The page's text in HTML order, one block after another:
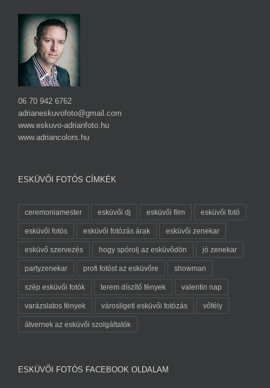
06 70 942 6762
adrianeskuvofoto@gmail.com
www.eskuvo-adrianfoto.hu
www.adriancolors.hu
ESKÜVŐI FOTÓS CÍMKÉK
ceremoniamester esküvői dj esküvői film esküvői fotó
esküvői fotós esküvői fotózás árak esküvői zenekar
esküvő szervezés hogy spórolj az esküvődön jó zenekar
partyzenekar profi fotóst az esküvőre showman
szép esküvői fotók terem díszítő fények valentin nap
varázslatos fények városligeti esküvői fotózás vőfély
átvernek az esküvői szolgáltatók
ESKÜVŐI FOTÓS FACEBOOK OLDALAM